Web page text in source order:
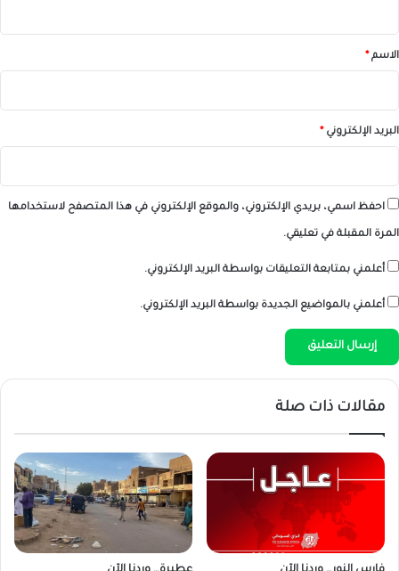
*الاسم *
البريد الإلكتروني *
احفظ اسمي، بريدي الإلكتروني، والموقع الإلكتروني في هذا المتصفح لاستخدامها
المرة المقبلة في تعليقي.
أعلمني بمتابعة التعليقات بواسطة البريد الإلكتروني.
أعلمني بالمواضيع الجديدة بواسطة البريد الإلكتروني.
مقالات ذات صلة